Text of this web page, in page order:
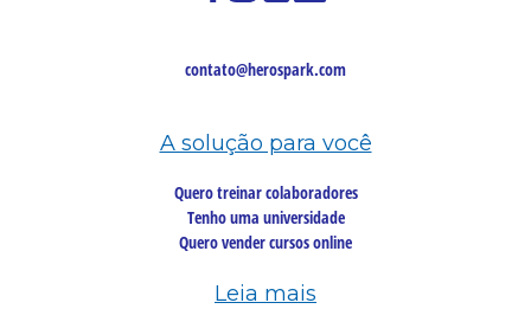
contato@herospark.com
A solução para você
Quero treinar colaboradores
Tenho uma universidade
Quero vender cursos online
Leia mais